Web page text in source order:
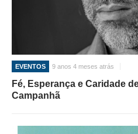
EVENTOS 9 anos 4 meses atrás
Fé, Esperança e Caridade
Campanhã